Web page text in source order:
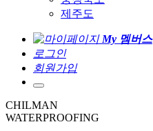
제주도
My 멤버스
로그인
회원가입
CHILMAN
WATERPROOFING